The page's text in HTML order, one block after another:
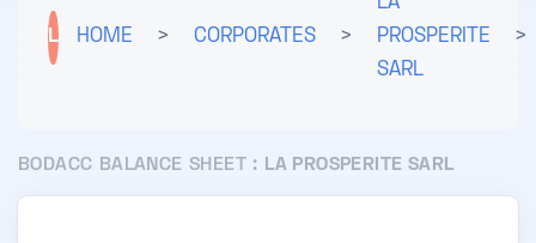
L HOME > CORPORATES >
PROSPERITE
SARL
>
BODACC BALANCE SHEET : LA PROSPERITE SARL